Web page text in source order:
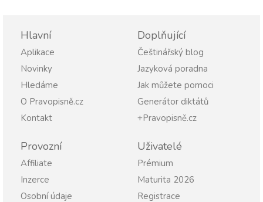
Hlavní
Aplikace
Novinky
Hledáme
O Pravopisně.cz
Kontakt
Doplňující
Češtinářský blog
Jazyková poradna
Jak můžete pomoci
Generátor diktátů
+Pravopisně.cz
Provozní
Affiliate
Inzerce
Osobní údaje
Uživatelé
Prémium
Maturita 2026
Registrace